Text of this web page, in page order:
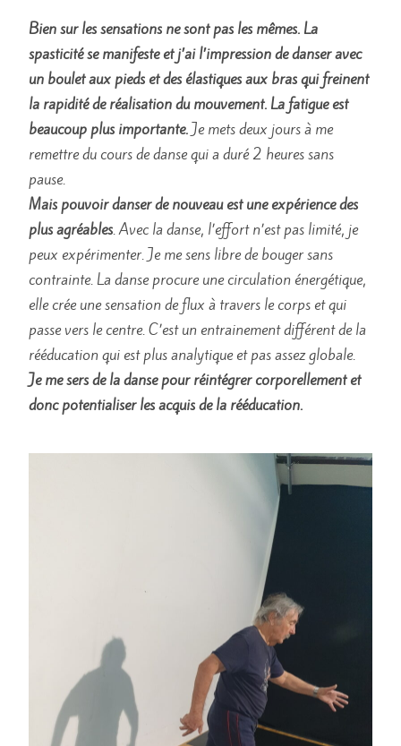
Bien sur les sensations ne sont pas les mêmes. La
spasticité se manifeste et j’ai l’impression de danser avec
un boulet aux pieds et des élastiques aux bras qui freinent
la rapidité de réalisation du mouvement. La fatigue est
beaucoup plus importante.Je mets deux jours à me
remettre du cours de danse qui a duré 2 heures sans
pause.
Mais pouvoir danser de nouveau est une expérience des
plus agréables. Avec la danse, l’effort n’est pas limité, je
peux expérimenter. Je me sens libre de bouger sans
contrainte. La danse procure une circulation énergétique,
elle crée une sensation de flux à travers le corps et qui
passe vers le centre. C’est un entrainement différent de la
rééducation qui est plus analytique et pas assez globale.
Je me sers de la danse pour réintégrer corporellement et
donc potentialiser les acquis de la rééducation.